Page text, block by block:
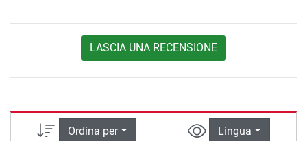
LASCIA UNA RECENSIONE
Ordina per Lingua